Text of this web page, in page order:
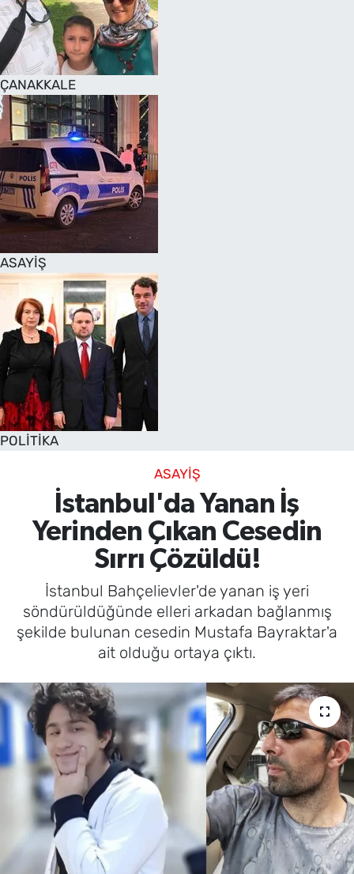
ÇANAKKALE
ASAYİŞ
POLİTİKA
ASAYİŞ
İstanbul'da Yanan İş
Yerinden Çıkan Cesedin
Sırrı Çözüldü!
İstanbul Bahçelievler'de yanan iş yeri
söndürüldüğünde elleri arkadan bağlanmış
şekilde bulunan cesedin Mustafa Bayraktar'a
ait olduğu ortaya çıktı.
SAĞLIK
TV REHBERİ